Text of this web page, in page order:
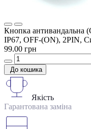
Кнопка антивандальна
IP67, OFF-(ON), 2PIN,
99.00 грн
До кошика
Якість
Гарантована заміна